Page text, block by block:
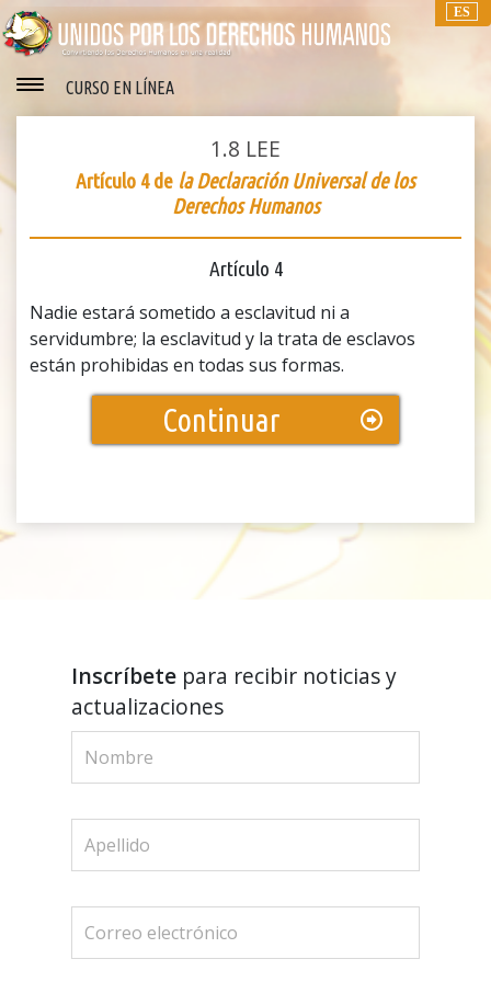
ES
CURSO EN LÍNEA
1.8 LEE
Artículo 4 de la Declaración Universal de los
Derechos Humanos
Artículo 4
Nadie estará sometido a esclavitud ni a
servidumbre; la esclavitud y la trata de esclavos
están prohibidas en todas sus formas.
Continuar
Inscríbetepara recibir noticias y
actualizaciones